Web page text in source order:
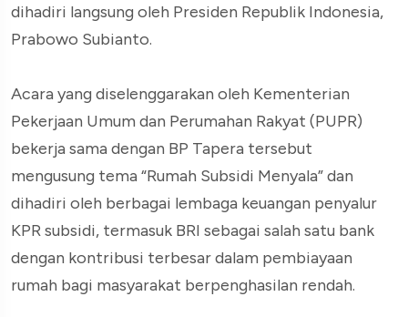
dihadiri langsung oleh Presiden Republik Indonesia,
Prabowo Subianto.
Acara yang diselenggarakan oleh Kementerian
Pekerjaan Umum dan Perumahan Rakyat (PUPR)
bekerja sama dengan BP Tapera tersebut
mengusung tema “Rumah Subsidi Menyala” dan
dihadiri oleh berbagai lembaga keuangan penyalur
KPR subsidi, termasuk BRI sebagai salah satu bank
dengan kontribusi terbesar dalam pembiayaan
rumah bagi masyarakat berpenghasilan rendah.